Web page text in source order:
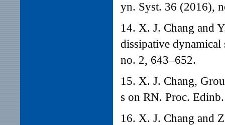
yn. Syst. 36 (2016),
14. X. J. Chang and
dissipative
no. 2, 643–652.
15. X. J. Chang,
s on RN. Proc.
16. X. J. Chang and